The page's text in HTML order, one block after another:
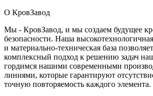
О КровЗавод
Мы - КровЗавод, и мы создаем будущее
безопасности. Наша
и материально-техническая база
комплексный подход к решению задач
гордимся нашими современными
линиями, которые гарантируют
точную повторяемость каждого элемента.